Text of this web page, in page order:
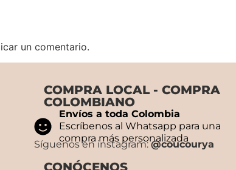
un comentario.
COMPRA LOCAL - COMPRA
COLOMBIANO
Envíos a toda Colombia
Escríbenos al Whatsapp para una
compra más personalizada
Síguenos en instagram:@coucourya
CONÓCENOS